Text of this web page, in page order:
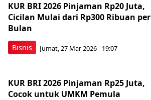
Bisnis
KUR BRI 2026 Pinjaman Rp20 Juta,
Cicilan Mulai dari Rp300 Ribuan per
Bulan
Jumat, 27 Mar 2026 - 19:07
KUR BRI 2026 Pinjaman Rp25 Juta,
Cocok untuk UMKM Pemula